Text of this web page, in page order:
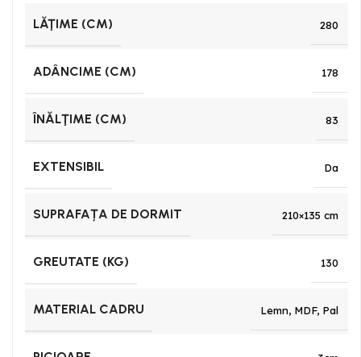
LĂŢIME (CM) 280
ADÂNCIME (CM) 178
ÎNĂLŢIME (CM) 83
EXTENSIBIL Da
SUPRAFAȚA DE DORMIT 210×135 cm
GREUTATE (KG) 130
MATERIAL CADRU Lemn, MDF, Pal